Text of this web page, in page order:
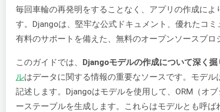
毎回車輪の再発明をすることなく、アプリの作成に
す。Djangoは、堅牢な公式ドキュメント、優れたコ
有料のサポートを備えた、無料のオープンソースプロ
このガイドでは、 Djangoモデルの作成について深く
ルはデータに関する情報の重要なソースです。モデ
記述します。Djangoはモデルを使用して、ORM（オ
ーステーブルを生成します。これらはモデルとも呼ば